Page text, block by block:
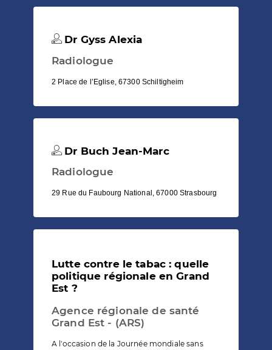
Dr Gyss Alexia
Radiologue
2 Place de l’Eglise, 67300 Schiltigheim
Dr Buch Jean-Marc
Radiologue
29 Rue du Faubourg National, 67000 Strasbourg
Lutte contre le tabac : quelle
politique régionale en Grand
Est ?
Agence régionale de santé
Grand Est - (ARS)
A l'occasion de la Journée mondiale sans